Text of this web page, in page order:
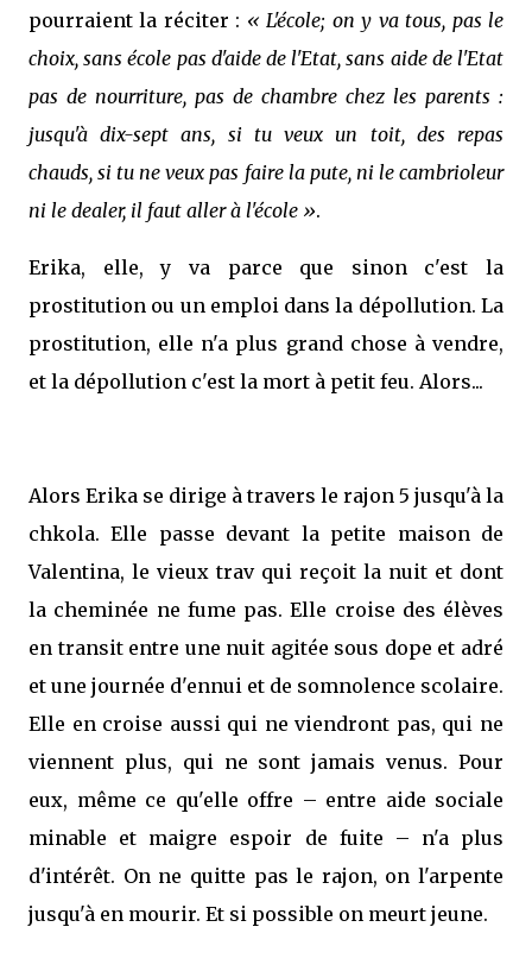
pourraient la réciter : « L'école; on y va tous, pas le
choix, sans école pas d'aide de l'Etat, sans aide de l'Etat
pas de nourriture, pas de chambre chez les parents :
jusqu'à dix-sept ans, si tu veux un toit, des repas
chauds, si tu ne veux pas faire la pute, ni le cambrioleur
ni le dealer, il faut aller à l'école ».
Erika, elle, y va parce que sinon c'est la
prostitution ou un emploi dans la dépollution. La
prostitution, elle n'a plus grand chose à vendre,
et la dépollution c'est la mort à petit feu. Alors...
Alors Erika se dirige à travers le rajon 5 jusqu'à la
chkola. Elle passe devant la petite maison de
Valentina, le vieux trav qui reçoit la nuit et dont
la cheminée ne fume pas. Elle croise des élèves
en transit entre une nuit agitée sous dope et adré
et une journée d'ennui et de somnolence scolaire.
Elle en croise aussi qui ne viendront pas, qui ne
viennent plus, qui ne sont jamais venus. Pour
eux, même ce qu'elle offre – entre aide sociale
minable et maigre espoir de fuite – n'a plus
d'intérêt. On ne quitte pas le rajon, on l'arpente
jusqu'à en mourir. Et si possible on meurt jeune.